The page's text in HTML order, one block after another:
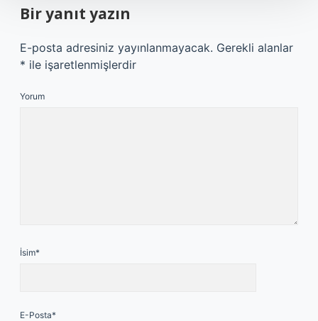
Bir yanıt yazın
E-posta adresiniz yayınlanmayacak. Gerekli alanlar
* ile işaretlenmişlerdir
Yorum
İsim*
E-Posta*